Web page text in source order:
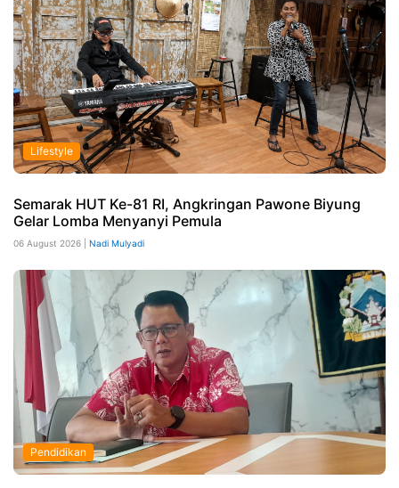
Lifestyle
Semarak HUT Ke-81 RI, Angkringan Pawone Biyung
Gelar Lomba Menyanyi Pemula
06 August 2026 | Nadi Mulyadi
Pendidikan